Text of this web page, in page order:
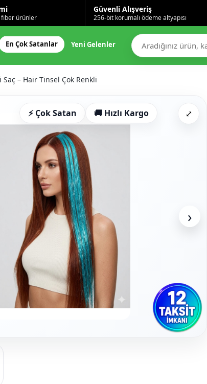
fiber ürünler
Güvenli Alışveriş
256-bit korumalı ödeme altyapısı
En Çok Satanlar Yeni Gelenler
Saç – Hair Tinsel Çok Renkli
⚡ Çok Satan 🚚 Hızlı Kargo
›
⤢